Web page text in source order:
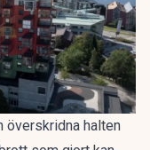
överskridna halten